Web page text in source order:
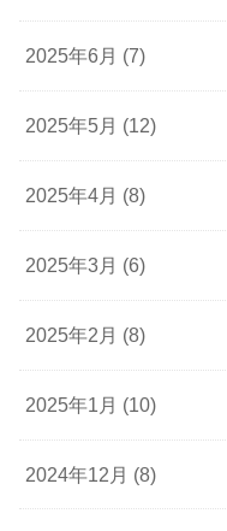
2025年6月 (7)
2025年5月 (12)
2025年4月 (8)
2025年3月 (6)
2025年2月 (8)
2025年1月 (10)
2024年12月 (8)